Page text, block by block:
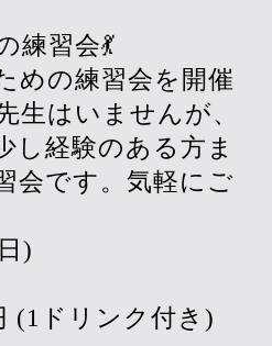
習会💃
めの練習会を開催
生はいませんが、
し経験のある方ま
会です。気軽にご
)
(1ドリンク付き)